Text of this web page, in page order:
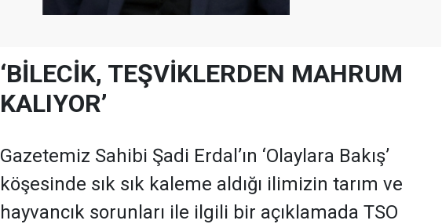
‘BİLECİK, TEŞVİKLERDEN MAHRUM
KALIYOR’
Gazetemiz Sahibi Şadi Erdal’ın ‘Olaylara Bakış’
köşesinde sık sık kaleme aldığı ilimizin tarım ve
hayvancık sorunları ile ilgili bir açıklamada TSO